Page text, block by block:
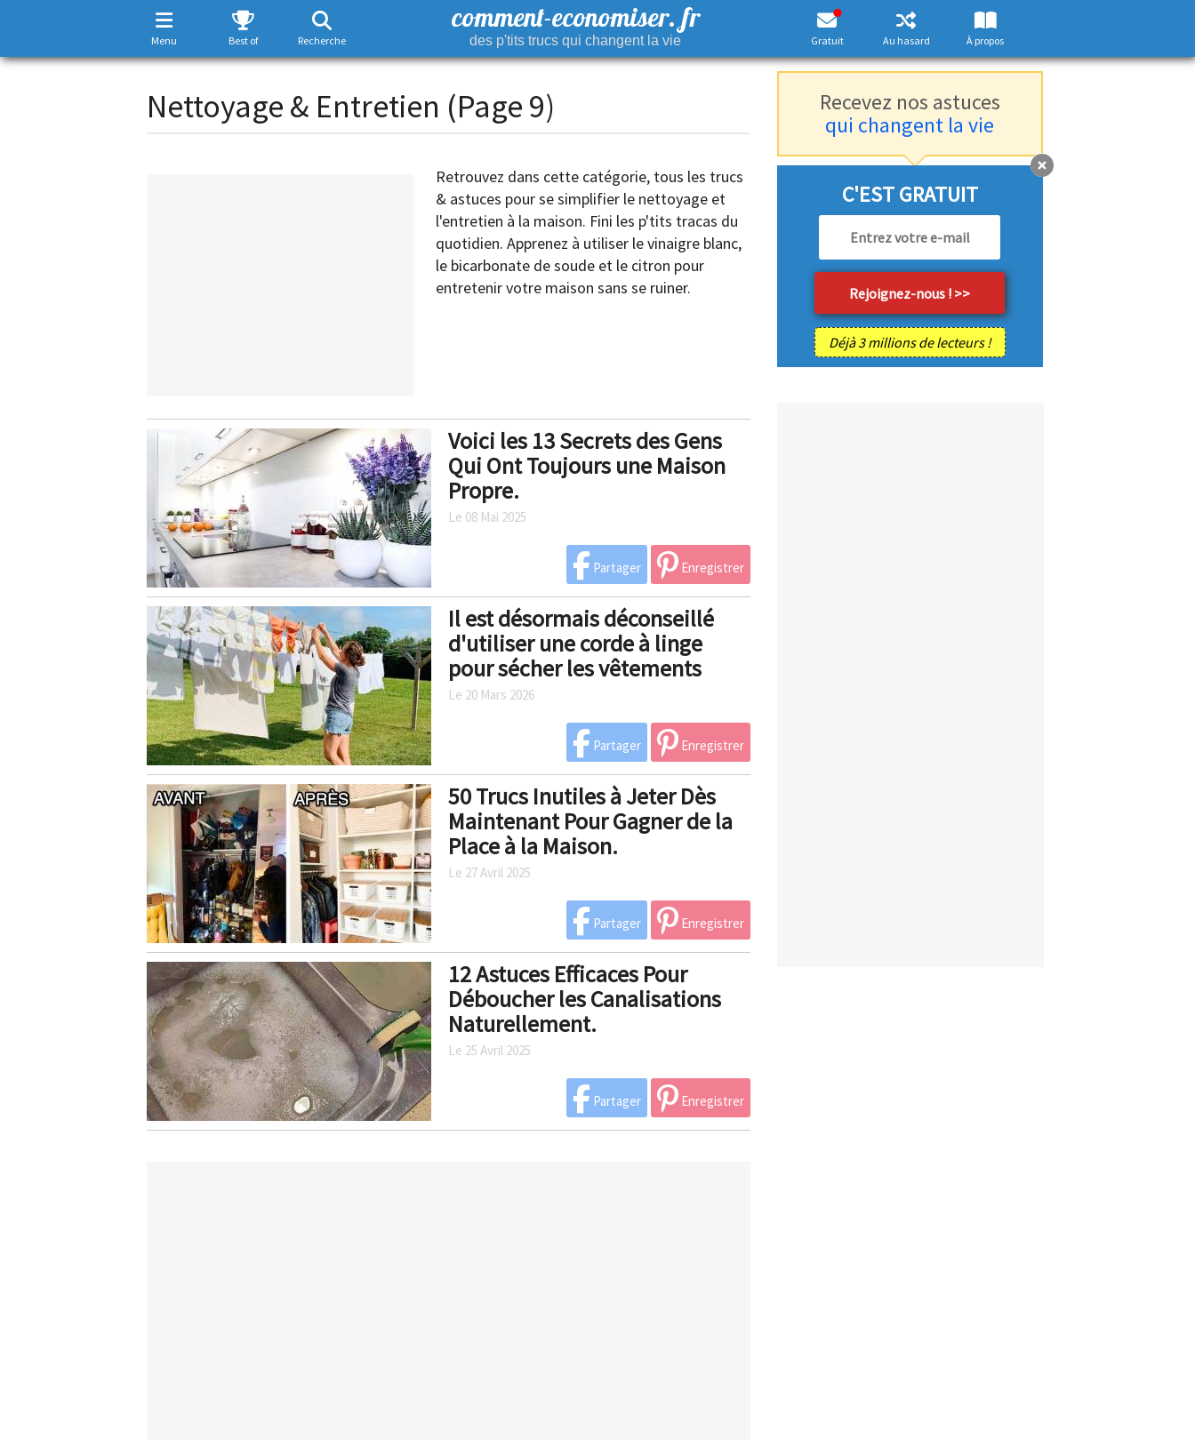
Menu Best of Recherche
comment-economiser. fr
des p'tits trucs qui changent la vie Gratuit Au hasard À propos
Nettoyage & Entretien (Page 9)
Retrouvez dans cette catégorie, tous les trucs
& astuces pour se simplifier le nettoyage et
l'entretien à la maison. Fini les p'tits tracas du
quotidien. Apprenez à utiliser le vinaigre blanc,
le bicarbonate de soude et le citron pour
entretenir votre maison sans se ruiner.
Voici les 13 Secrets des Gens
Qui Ont Toujours une Maison
Propre.
Le 08 Mai 2025
Partager Enregistrer
Il est désormais déconseillé
d'utiliser une corde à linge
pour sécher les vêtements
Le 20 Mars 2026
Partager Enregistrer
50 Trucs Inutiles à Jeter Dès
Maintenant Pour Gagner de la
Place à la Maison.
Le 27 Avril 2025
Partager Enregistrer
12 Astuces Efficaces Pour
Déboucher les Canalisations
Naturellement.
Le 25 Avril 2025
Partager Enregistrer
Recevez nos astuces
qui changent la vie
C'EST GRATUIT
Déjà 3 millions de lecteurs !